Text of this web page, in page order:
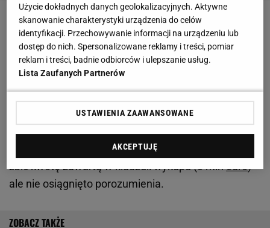
Zobacz wideoSposób na patologię w polskiej piłce
Przyszłość Karbownika w Fortunie zawisła na
Głos w sprawie 22-latka zabrał Christian Weber.
DyrektorsportowyFortuny przekazał, że klub
negocjował z macierzystą drużyną Polaka - chciał
zbić kwotę zawartą w klauzuli wykupu (3 mlneuro) -
ale nie osiągnięto porozumienia.
Użycie dokładnych danych geolokalizacyjnych. Aktywne
skanowanie charakterystyki urządzenia do celów
identyfikacji. Przechowywanie informacji na urządzeniu lub
dostęp do nich. Spersonalizowane reklamy i treści, pomiar
reklam i treści, badnie odbiorców i ulepszanie usług.
Lista Zaufanych Partnerów
USTAWIENIA ZAAWANSOWANE
AKCEPTUJĘ